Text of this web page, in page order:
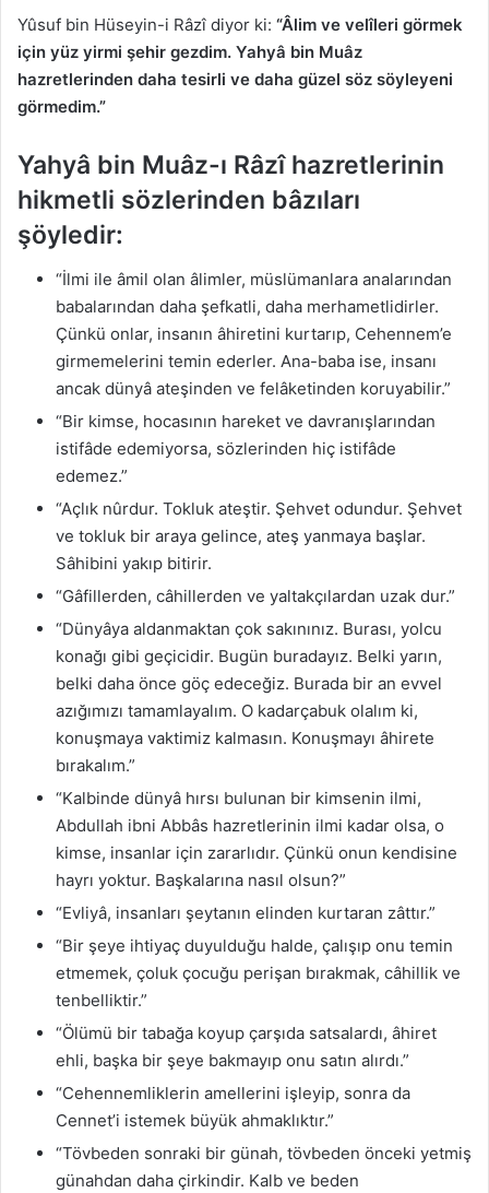
Yûsuf bin Hüseyin-i Râzî diyor ki: “Âlim ve velîleri görmek
için yüz yirmi şehir gezdim. Yahyâ bin Muâz
hazretlerinden daha tesirli ve daha güzel söz söyleyeni
görmedim.”
Yahyâ bin Muâz-ı Râzî hazretlerinin
hikmetli sözlerinden bâzıları
şöyledir:
“İlmi ile âmil olan âlimler, müslümanlara analarından
babalarından daha şefkatli, daha merhametlidirler.
Çünkü onlar, insanın âhiretini kurtarıp, Cehennem’e
girmemelerini temin ederler. Ana-baba ise, insanı
ancak dünyâ ateşinden ve felâketinden koruyabilir.”
“Bir kimse, hocasının hareket ve davranışlarından
istifâde edemiyorsa, sözlerinden hiç istifâde
edemez.”
“Açlık nûrdur. Tokluk ateştir. Şehvet odundur. Şehvet
ve tokluk bir araya gelince, ateş yanmaya başlar.
Sâhibini yakıp bitirir.
“Gâfillerden, câhillerden ve yaltakçılardan uzak dur.”
“Dünyâya aldanmaktan çok sakınınız. Burası, yolcu
konağı gibi geçicidir. Bugün buradayız. Belki yarın,
belki daha önce göç edeceğiz. Burada bir an evvel
azığımızı tamamlayalım. O kadarçabuk olalım ki,
konuşmaya vaktimiz kalmasın. Konuşmayı âhirete
bırakalım.”
“Kalbinde dünyâ hırsı bulunan bir kimsenin ilmi,
Abdullah ibni Abbâs hazretlerinin ilmi kadar olsa, o
kimse, insanlar için zararlıdır. Çünkü onun kendisine
hayrı yoktur. Başkalarına nasıl olsun?”
“Evliyâ, insanları şeytanın elinden kurtaran zâttır.”
“Bir şeye ihtiyaç duyulduğu halde, çalışıp onu temin
etmemek, çoluk çocuğu perişan bırakmak, câhillik ve
tenbelliktir.”
“Ölümü bir tabağa koyup çarşıda satsalardı, âhiret
ehli, başka bir şeye bakmayıp onu satın alırdı.”
“Cehennemliklerin amellerini işleyip, sonra da
Cennet’i istemek büyük ahmaklıktır.”
“Tövbeden sonraki bir günah, tövbeden önceki yetmiş
günahdan daha çirkindir. Kalb ve beden